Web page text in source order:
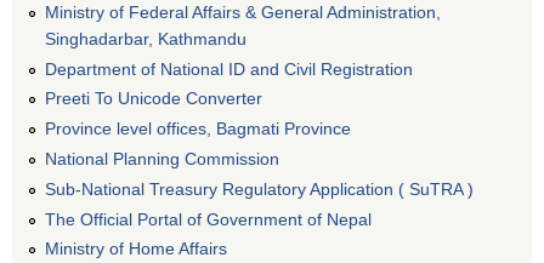
Ministry of Federal Affairs & General Administration,
Singhadarbar, Kathmandu
Department of National ID and Civil Registration
Preeti To Unicode Converter
Province level offices, Bagmati Province
National Planning Commission
Sub-National Treasury Regulatory Application ( SuTRA )
The Official Portal of Government of Nepal
Ministry of Home Affairs